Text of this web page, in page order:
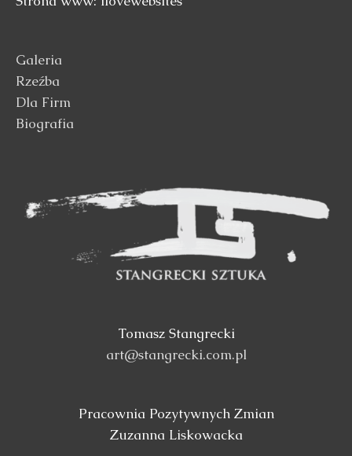
Galeria
Rzeźba
Dla Firm
Biografia
Tomasz Stangrecki
art@stangrecki.com.pl
Pracownia Pozytywnych Zmian
Zuzanna Liskowacka